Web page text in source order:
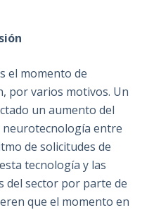
el momento de
por varios motivos. Un
un aumento del
neurotecnología entre
de solicitudes de
tecnología y las
del sector por parte de
que el momento en